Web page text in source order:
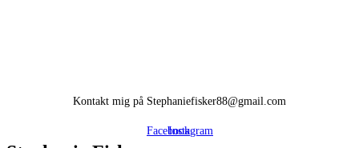
Kontakt mig på Stephaniefisker88@gmail.com
FacebookInstagram